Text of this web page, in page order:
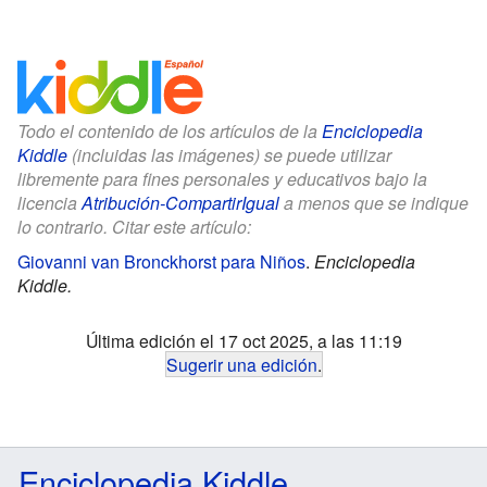
Todo el contenido de los artículos de la Enciclopedia
Kiddle (incluidas las imágenes) se puede utilizar
libremente para fines personales y educativos bajo la
licenciaAtribución-CompartirIguala menos que se indique
lo contrario. Citar este artículo:
Giovanni van Bronckhorst para Niños. Enciclopedia
Kiddle.
Última edición el 17 oct 2025, a las 11:19
Sugerir una edición.